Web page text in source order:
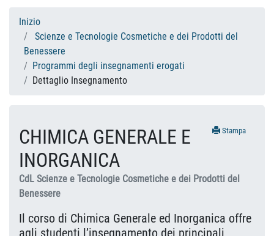
Inizio
Scienze e Tecnologie Cosmetiche e dei Prodotti del
Benessere
Programmi degli insegnamenti erogati
Dettaglio Insegnamento
Stampa
CHIMICA GENERALE E
INORGANICA
CdL Scienze e Tecnologie Cosmetiche e dei Prodotti del
Benessere
Il corso di Chimica Generale ed Inorganica offre
agli studenti l’insegnamento dei principali